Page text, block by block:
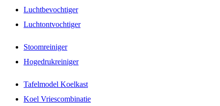
Luchtbevochtiger
Luchtontvochtiger
Stoomreiniger
Hogedrukreiniger
Tafelmodel Koelkast
Koel Vriescombinatie